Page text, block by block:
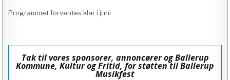
Programmet forventes klar i juni
Tak til vores sponsorer, annoncører og Ballerup
Kommune, Kultur og Fritid, for støtten til Ballerup
Musikfest